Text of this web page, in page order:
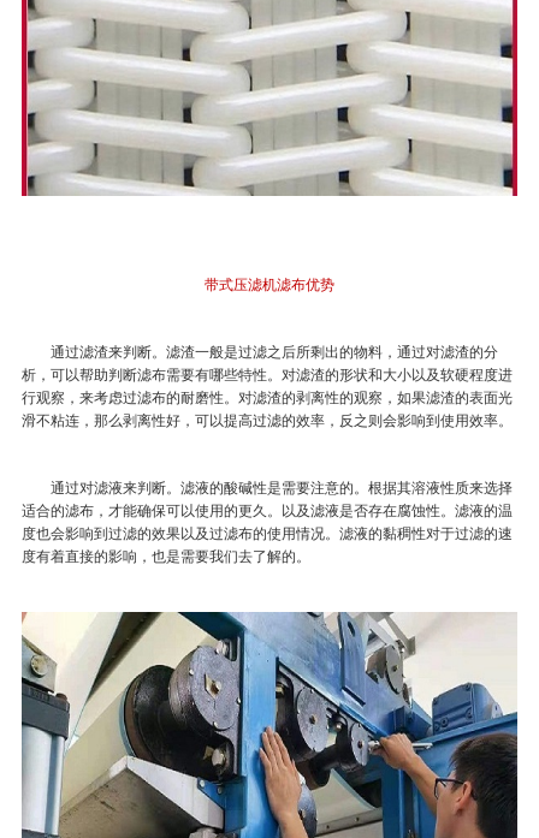
带式压滤机滤布优势
通过滤渣来判断。滤渣一般是过滤之后所剩出的物料，通过对滤渣的分
析，可以帮助判断滤布需要有哪些特性。对滤渣的形状和大小以及软硬程度进
行观察，来考虑过滤布的耐磨性。对滤渣的剥离性的观察，如果滤渣的表面光
滑不粘连，那么剥离性好，可以提高过滤的效率，反之则会影响到使用效率。
通过对滤液来判断。滤液的酸碱性是需要注意的。根据其溶液性质来选择
适合的滤布，才能确保可以使用的更久。以及滤液是否存在腐蚀性。滤液的温
度也会影响到过滤的效果以及过滤布的使用情况。滤液的黏稠性对于过滤的速
度有着直接的影响，也是需要我们去了解的。